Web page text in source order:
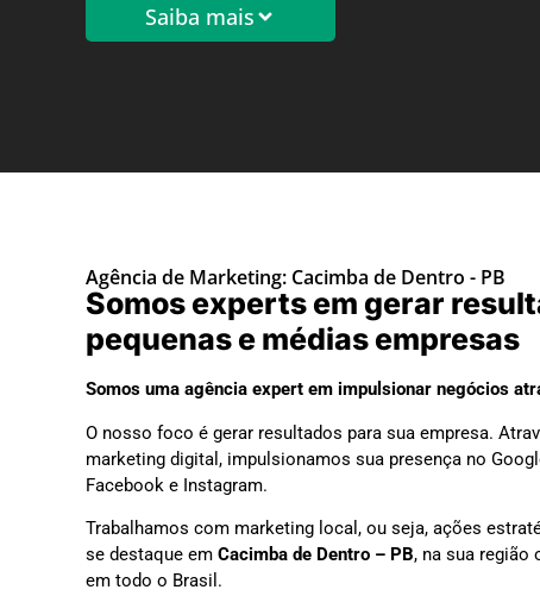
Saiba mais
Agência de Marketing: Cacimba de Dentro - PB
Somos experts em gerar
pequenas e médias empresas
Somos uma agência expert em impulsionar negócios
O nosso foco é gerar resultados para sua empresa.
marketing digital, impulsionamos sua presença no
Facebook e Instagram.
Trabalhamos com marketing local, ou seja, ações
se destaque em Cacimba de Dentro – PB, na sua região
em todo o Brasil.